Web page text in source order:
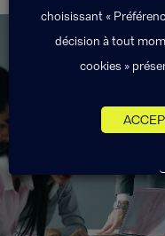
Exponens
du
Voir
choisissant «
décision à tout
cookies »